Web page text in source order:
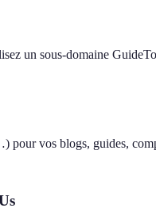
un sous-domaine
vos blogs, guides,